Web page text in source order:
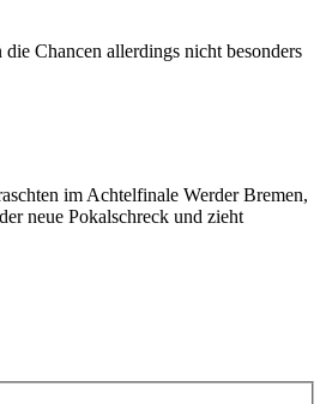
Chancen allerdings nicht besonders
im Achtelfinale Werder Bremen,
neue Pokalschreck und zieht